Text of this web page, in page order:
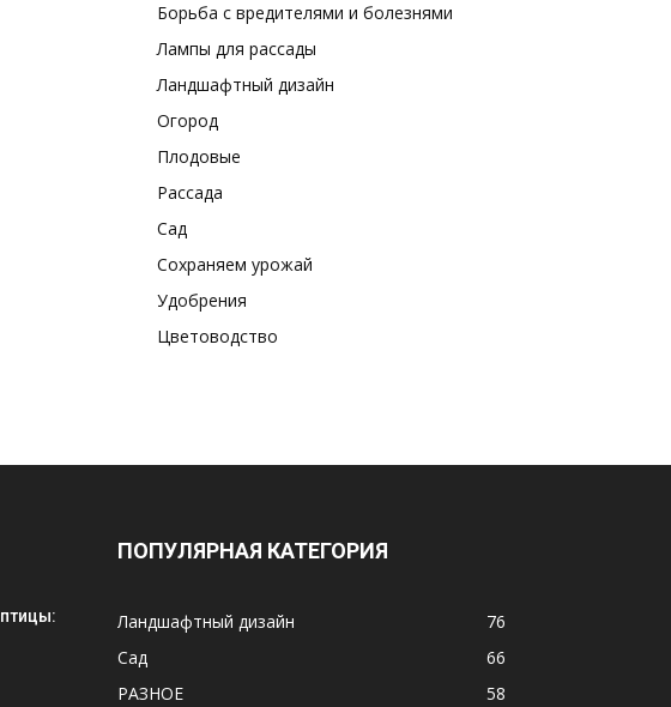
Борьба с вредителями и болезнями
Лампы для рассады
Ландшафтный дизайн
Огород
Плодовые
Рассада
Сад
Сохраняем урожай
Удобрения
Цветоводство
ПОПУЛЯРНАЯ КАТЕГОРИЯ
Ландшафтный дизайн
76
Сад
66
РАЗНОЕ
58